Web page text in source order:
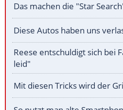
Das machen die "Star
Diese Autos haben uns
Reese entschuldigt sich bei
leid"
Mit diesen Tricks wird der